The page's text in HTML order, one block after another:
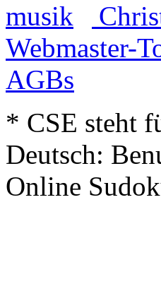
Webmaster-
AGBs
* CSE steht
Deutsch:
Online